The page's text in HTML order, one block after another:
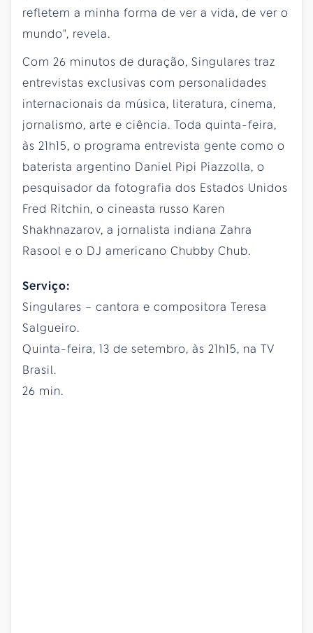
refletem a minha forma de ver a vida, de ver o
mundo", revela.
Com 26 minutos de duração, Singulares traz
entrevistas exclusivas com personalidades
internacionais da música, literatura, cinema,
jornalismo, arte e ciência. Toda quinta-feira,
às 21h15, o programa entrevista gente como o
baterista argentino Daniel Pipi Piazzolla, o
pesquisador da fotografia dos Estados Unidos
Fred Ritchin, o cineasta russo Karen
Shakhnazarov, a jornalista indiana Zahra
Rasool e o DJ americano Chubby Chub.
Serviço:
Singulares – cantora e compositora Teresa
Salgueiro.
Quinta-feira, 13 de setembro, às 21h15, na TV
Brasil.
26 min.